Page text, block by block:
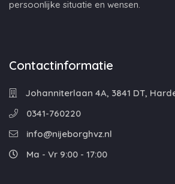
persoonlijke situatie en wensen.
Contactinformatie
Johanniterlaan 4A, 3841 DT,
0341-760220
info@nijeborghvz.nl
Ma - Vr 9:00 - 17:00